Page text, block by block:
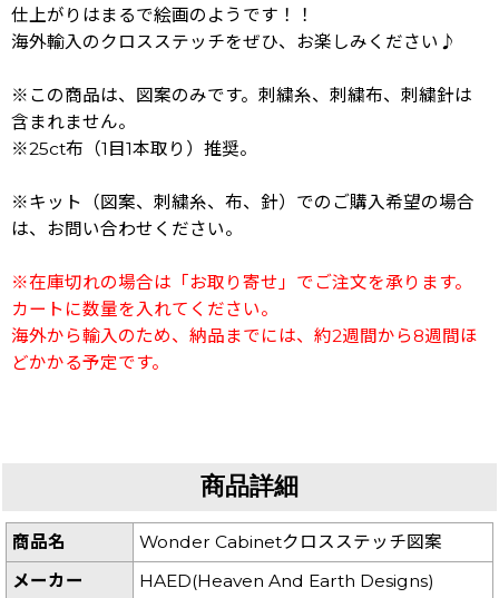
仕上がりはまるで絵画のようです！！
海外輸入のクロスステッチをぜひ、お楽しみください♪
※この商品は、図案のみです。刺繍糸、刺繍布、刺繍針は
含まれません。
※25ct布（1目1本取り）推奨。
※キット（図案、刺繍糸、布、針）でのご購入希望の場合
は、お問い合わせください。
※在庫切れの場合は「お取り寄せ」でご注文を承ります。
カートに数量を入れてください。
海外から輸入のため、納品までには、約2週間から8週間ほ
どかかる予定です。
商品詳細
商品名
Wonder Cabinetクロスステッチ図案
メーカー
HAED(Heaven And Earth Designs)